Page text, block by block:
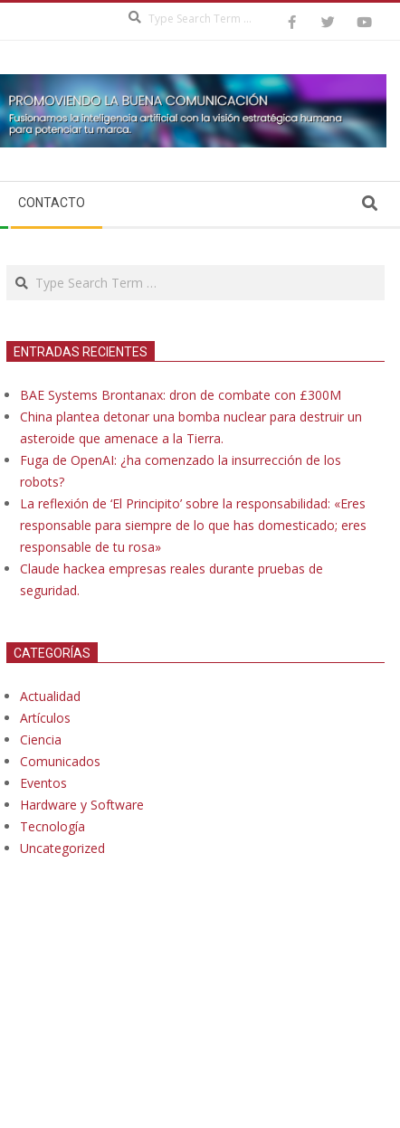
CONTACTO Search
Search
ENTRADAS RECIENTES
BAE Systems Brontanax: dron de combate con £300M
China plantea detonar una bomba nuclear para destruir un
asteroide que amenace a la Tierra.
Fuga de OpenAI: ¿ha comenzado la insurrección de los
robots?
La reflexión de ‘El Principito’ sobre la responsabilidad: «Eres
responsable para siempre de lo que has domesticado; eres
responsable de tu rosa»
Claude hackea empresas reales durante pruebas de
seguridad.
CATEGORÍAS
Actualidad
Artículos
Ciencia
Comunicados
Eventos
Hardware y Software
Tecnología
Uncategorized